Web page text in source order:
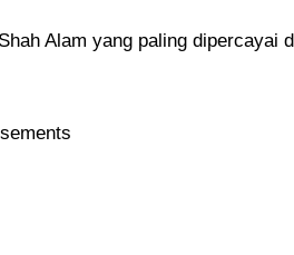
Alam yang paling dipercayai